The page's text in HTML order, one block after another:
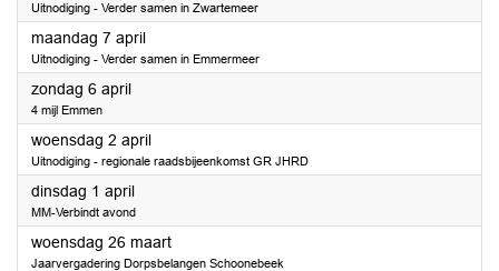
Uitnodiging - Verder samen in Zwartemeer
maandag 7 april2025
Uitnodiging - Verder samen in Emmermeer
zondag 6 april2025
4 mijl Emmen
woensdag 2 april2025
Uitnodiging - regionale raadsbijeenkomst GR JHRD
dinsdag 1 april2025
MM-Verbindt avond
woensdag 26 maart2025
Jaarvergadering Dorpsbelangen Schoonebeek